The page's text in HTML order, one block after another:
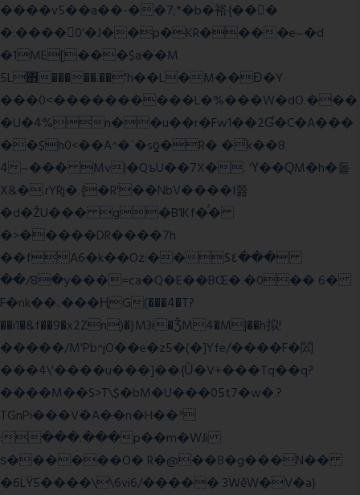
����v5��a��-��7;*�b�裕{���ً
�:����0'�J��p�KR����e~�d
�1ME[���$a��M
5L΋�����.��'h��L�M��Ɖ�Y
���0˂����������L�%���W�dO.���
�U�4%n��u��r�Fw1��2Ɠ�C�A���
��$h0<��A^�ʿ�sƍ�R� �͗k��8
4~��� Mv|�QъU��7X�. 'Ү��ԚM�h�돝
X&�.rYRj�.{�R'��NbV����I쯆
�d�ŽU��� g�B1Kf�̈́�
�>�����DR����7h
��fA6�k��Oz:��S٤���
��/8�y���=ca�Q�E��BŒ�.�0�� 6�
F�nk��ۦ���ҢG(���4�T?
��i1�&f��9�x2Zn)�}M3i�ǮM4�M|��h拟!
�����/M'Pb^jO��e�z5�(�]Yfe/����F�閦
���4\'����u���]��{Ȕ�V+���Tq��q?
����M��S>T\$�bM�U���05t7�w�.?
TGnPi���V�A��n�H��ᐣ
:���.���p��m�WJi
ѕ������O� R�@��8�g���N��
�6LŸ5����\\6vi6/����� 3WěW�V�a}